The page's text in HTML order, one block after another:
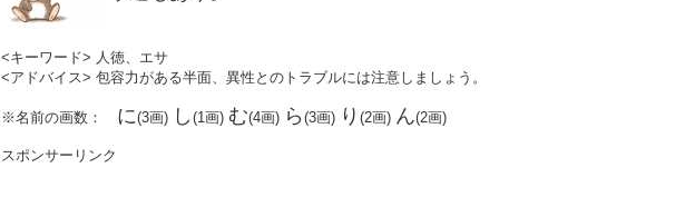
<キーワード> 人徳、エサ
<アドバイス> 包容力がある半面、異性とのトラブルには注意しましょう。
※名前の画数： に(3画) し (1画) む(4画) ら (3画) り (2画) ん(2画)
スポンサーリンク